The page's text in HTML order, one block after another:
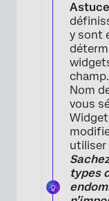
y sont
Nom
vous
utiliser
types